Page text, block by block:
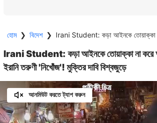
হোম ❯ বিদেশ ❯
Irani Student: কড়া আইনকে তোয়াক্কা না করে
ইরানি তরুণী 'নিখোঁজ'! মুক্তির দাবি বিশ্বজুড়ে
আনমিউট করতে ট্যাপ করুন